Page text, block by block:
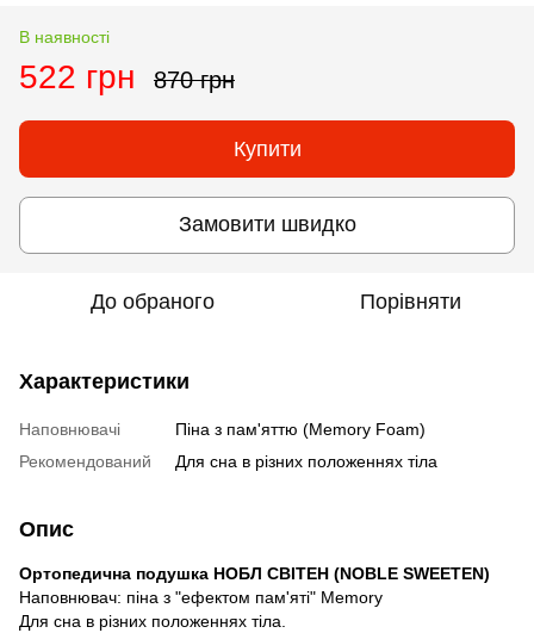
В наявності
522 грн 870 грн
Купити
Замовити швидко
До обраного Порівняти
Характеристики
Наповнювачі
Піна з пам'яттю (Memory Foam)
Рекомендований
Для сна в різних положеннях тіла
Опис
Ортопедична подушка НОБЛ СВІТЕН (NOBLE SWEETEN)
Наповнювач: піна з "ефектом пам'яті" Memory
Для сна в різних положеннях тіла.